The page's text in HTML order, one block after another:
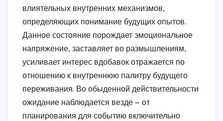
влиятельных внутренних механизмов,
определяющих понимание будущих опытов.
Данное состояние порождает эмоциональное
напряжение, заставляет во размышлениям,
усиливает интерес вдобавок отражается по
отношению к внутреннюю палитру будущего
переживания. Во обыденной действительности
ожидание наблюдается везде — от
планирования для событию включительно